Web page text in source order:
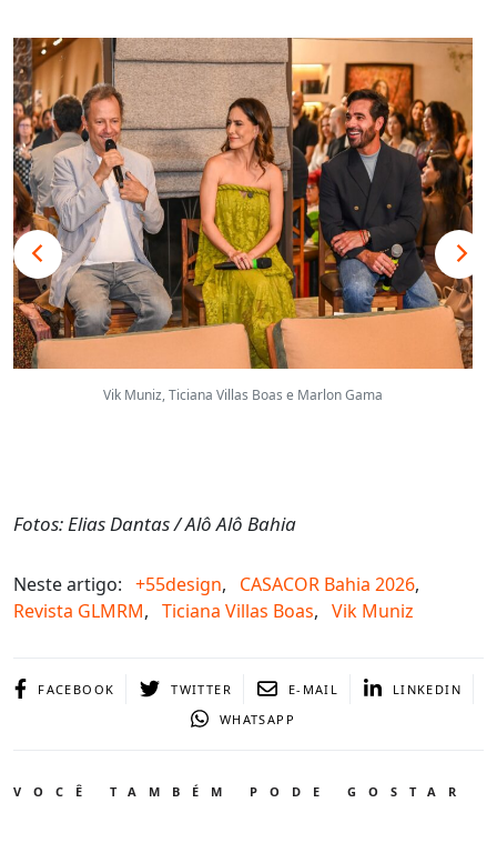
Vik Muniz, Ticiana Villas Boas e Marlon Gama
Fotos: Elias Dantas / Alô Alô Bahia
Neste artigo: +55design, CASACOR Bahia 2026,
Revista GLMRM, Ticiana Villas Boas, Vik Muniz
FACEBOOK TWITTER E-MAIL
LINKEDIN
WHATSAPP
VOCÊ TAMBÉM PODE GOSTAR